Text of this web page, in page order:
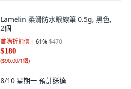
Lamelin 柔滑防水眼線筆 0.5g, 黑色,
2個
首購折扣價 61%$470
$180
($90.00/1個)
8/10 星期一 預計送達